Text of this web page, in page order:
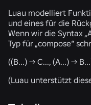
Luau modelliert
und eines für die
Wenn wir die Syntax „
Typ für „compose“
((B...) -> C..., (A...) ->
(Luau unterstützt